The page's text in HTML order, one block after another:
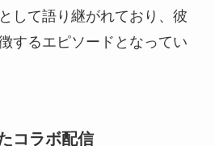
して語り継がれており、彼
するエピソードとなってい
コラボ配信